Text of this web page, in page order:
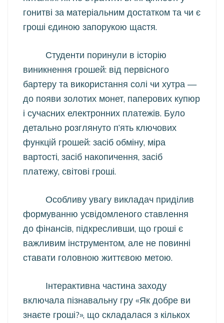
гонитві за матеріальним достатком та чи є
гроші єдиною запорукою щастя.
Студенти поринули в історію
виникнення грошей: від первісного
бартеру та використання солі чи хутра —
до появи золотих монет, паперових купюр
і сучасних електронних платежів. Було
детально розглянуто п’ять ключових
функцій грошей: засіб обміну, міра
вартості, засіб накопичення, засіб
платежу, світові гроші.
Особливу увагу викладач приділив
формуванню усвідомленого ставлення
до фінансів, підкресливши, що гроші є
важливим інструментом, але не повинні
ставати головною життєвою метою.
Інтерактивна частина заходу
включала пізнавальну гру «Як добре ви
знаєте гроші?», що складалася з кількох